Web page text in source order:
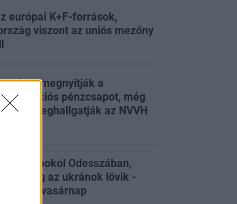
európai K+F-források,
viszont az uniós mezőny
megnyitják a
pénzcsapot, még
meghallgatják az NVVH
kitört a pokol Odesszában,
pedig az ukránok lövik -
híreink vasárnap